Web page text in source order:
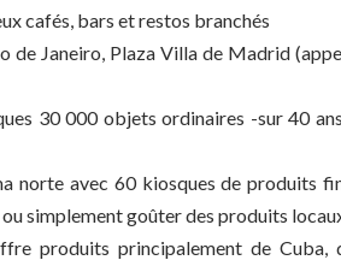
cafés, bars et restos branchés
de Janeiro, Plaza Villa de Madrid
30 000 objets ordinaires -sur 40
norte avec 60 kiosques de produits
simplement goûter des produits
produits principalement de Cuba,